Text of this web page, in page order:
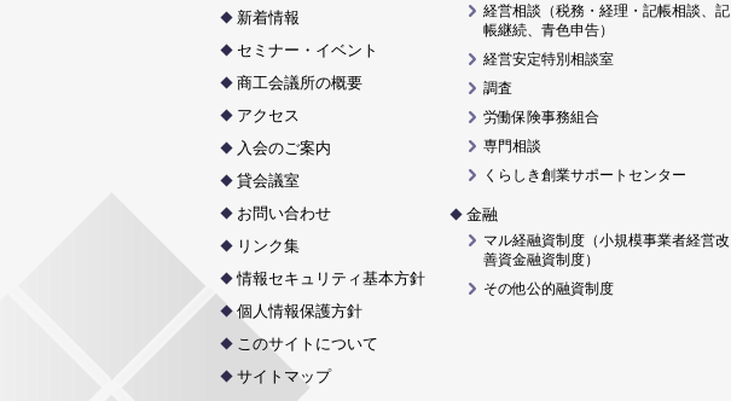
新着情報
セミナー・イベント
商工会議所の概要
アクセス
入会のご案内
貸会議室
お問い合わせ
リンク集
情報セキュリティ基本方針
個人情報保護方針
このサイトについて
サイトマップ
経営相談（税務・経理・記帳相談、記
帳継続、青色申告）
経営安定特別相談室
調査
労働保険事務組合
専門相談
くらしき創業サポートセンター
金融
マル経融資制度（小規模事業者経営改
善資金融資制度）
その他公的融資制度